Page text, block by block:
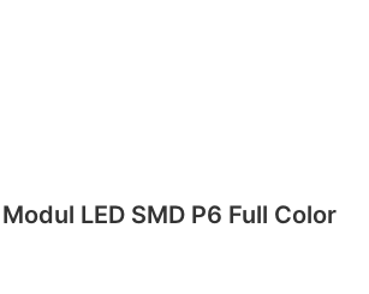
LED SMD P6 Full Color